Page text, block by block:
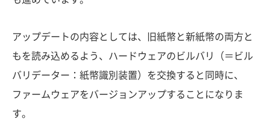
アップデートの内容としては、旧紙幣と新紙幣の両方と
もを読み込めるよう、ハードウェアのビルバリ（＝ビル
バリデーター：紙幣識別装置）を交換すると同時に、
ファームウェアをバージョンアップすることになりま
す。